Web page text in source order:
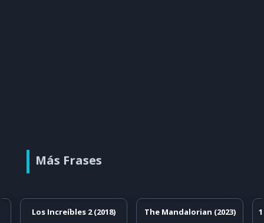
Más Frases
Los Increíbles 2 (2018) The Mandalorian (2023)